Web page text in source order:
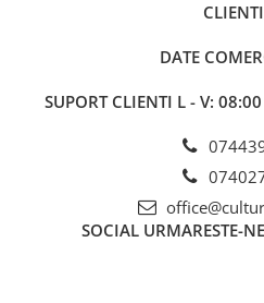
Fertilizanți foliari
Biostimulatori
CLIENTI
DATE
SUPORT CLIENTI L - V:
SOCIAL URMARESTE-